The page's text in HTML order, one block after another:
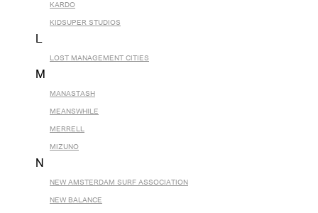
KARDO
KIDSUPER STUDIOS
L
LOST MANAGEMENT CITIES
M
MANASTASH
MEANSWHILE
MERRELL
MIZUNO
N
NEW AMSTERDAM SURF ASSOCIATION
NEW BALANCE